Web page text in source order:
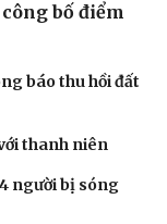
bố điểm
báo thu hồi đất
thanh niên
người bị sóng